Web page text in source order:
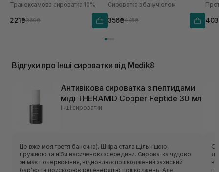
Транексамова сироватка 10%
221₴369₴
10 мл
Сироватка з бакучіолом
356₴445₴
Відгуки про Інші сироватки від Medik8
Антивікова сироватка з пептидами
міді THERAMID Copper Peptide 30 мл
Інші сироватки
Це вже моя третя баночка). Шкіра стала щільнішою,
пружною та ніби насиченою зсередини. Сироватка чудово
знімає почервоніння, відновлює пошкоджений захисний
бар'єр та прискорює регенерацію пошкоджень. Але